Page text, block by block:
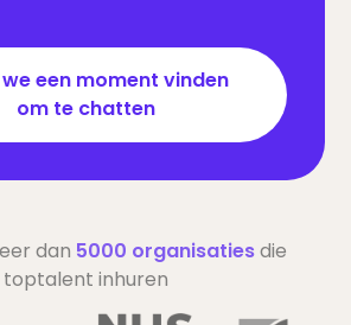
een moment vinden
om te chatten
dan 5000 organisatiesdie
toptalent inhuren